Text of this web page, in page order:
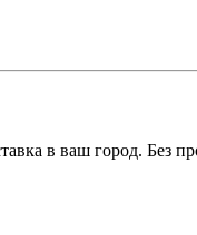
в ваш город. Без